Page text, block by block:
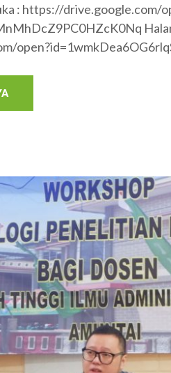
: https://drive.google.com/